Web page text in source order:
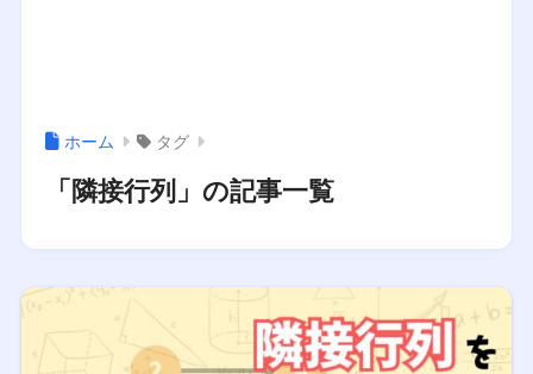
ホーム タグ
「隣接行列」の記事一覧